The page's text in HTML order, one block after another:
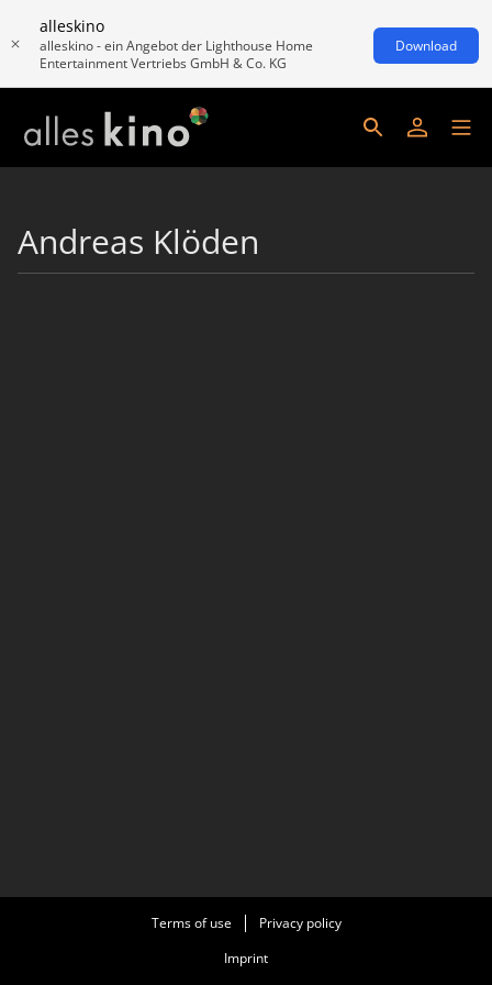
alleskino
alleskino - ein Angebot der Lighthouse Home
Entertainment Vertriebs GmbH & Co. KG
Download
Andreas Klöden
Terms of use
Privacy policy
Imprint